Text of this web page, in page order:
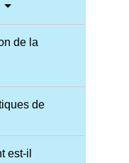
de la
de
est-il